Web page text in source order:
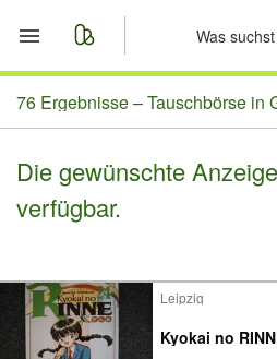
Start
Nachrichten
76 Ergebnisse –Tauschbörse in
Die gewünschte
verfügbar.
Leipzig
Kyokai no